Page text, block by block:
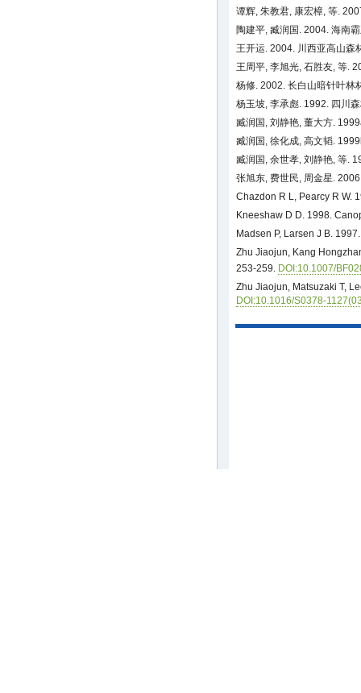
谭辉, 朱教君, 康宏樟, 等.
陶建平, 臧润国. 2004. 海南
王开运. 2004. 川西亚高山森
王周平, 李旭光, 石胜友, 等.
杨修. 2002. 长白山暗针叶
杨玉坡, 李承彪. 1992. 四川
臧润国, 刘静艳, 董大方.
臧润国, 徐化成, 高文韬.
臧润国, 余世孝, 刘静艳, 等.
张旭东, 费世民, 周金星.
Chazdon R L, Pearcy R W.
Kneeshaw D D. 1998.
Madsen P, Larsen J B.
Zhu Jiaojun, Kang
253-259. DOI:10.1007/
Zhu Jiaojun, Matsuzaki T,
DOI:10.1016/S0378-